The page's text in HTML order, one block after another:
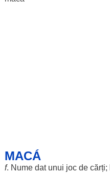
MACÁ
f. Nume datunui jocde cărți;